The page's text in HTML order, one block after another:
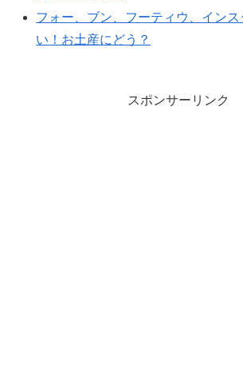
フォー、ブン、フーティウ、インス
い！お土産にどう？
スポンサーリンク